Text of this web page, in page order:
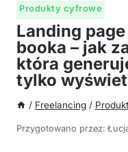
Produkty cyfrowe
Landing
booka – jak
która
tylko
/ Freelancing /
Przygotowano przez: